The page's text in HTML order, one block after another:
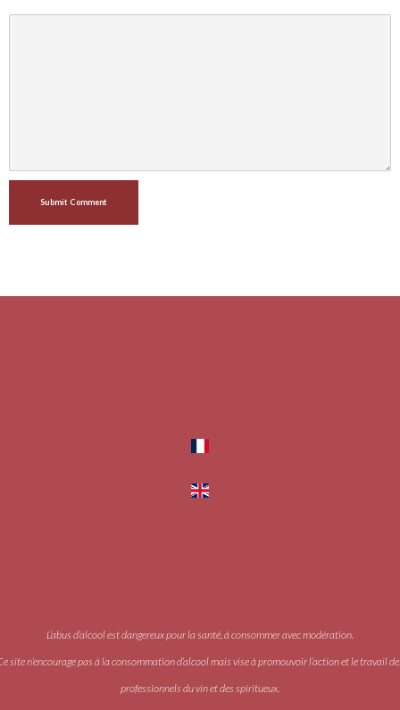
Submit Comment
L’abus d’alcool est dangereux pour la santé, à consommer avec modération.
site n’encourage pas à la consommation d’alcool mais vise à promouvoir l’action et le travail
professionnels du vin et des spiritueux.